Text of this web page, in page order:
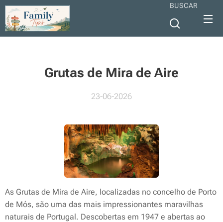
BUSCAR
Grutas de Mira de Aire
23-06-2026
As Grutas de Mira de Aire, localizadas no concelho de Porto
de Mós, são uma das mais impressionantes maravilhas
naturais de Portugal. Descobertas em 1947 e abertas ao